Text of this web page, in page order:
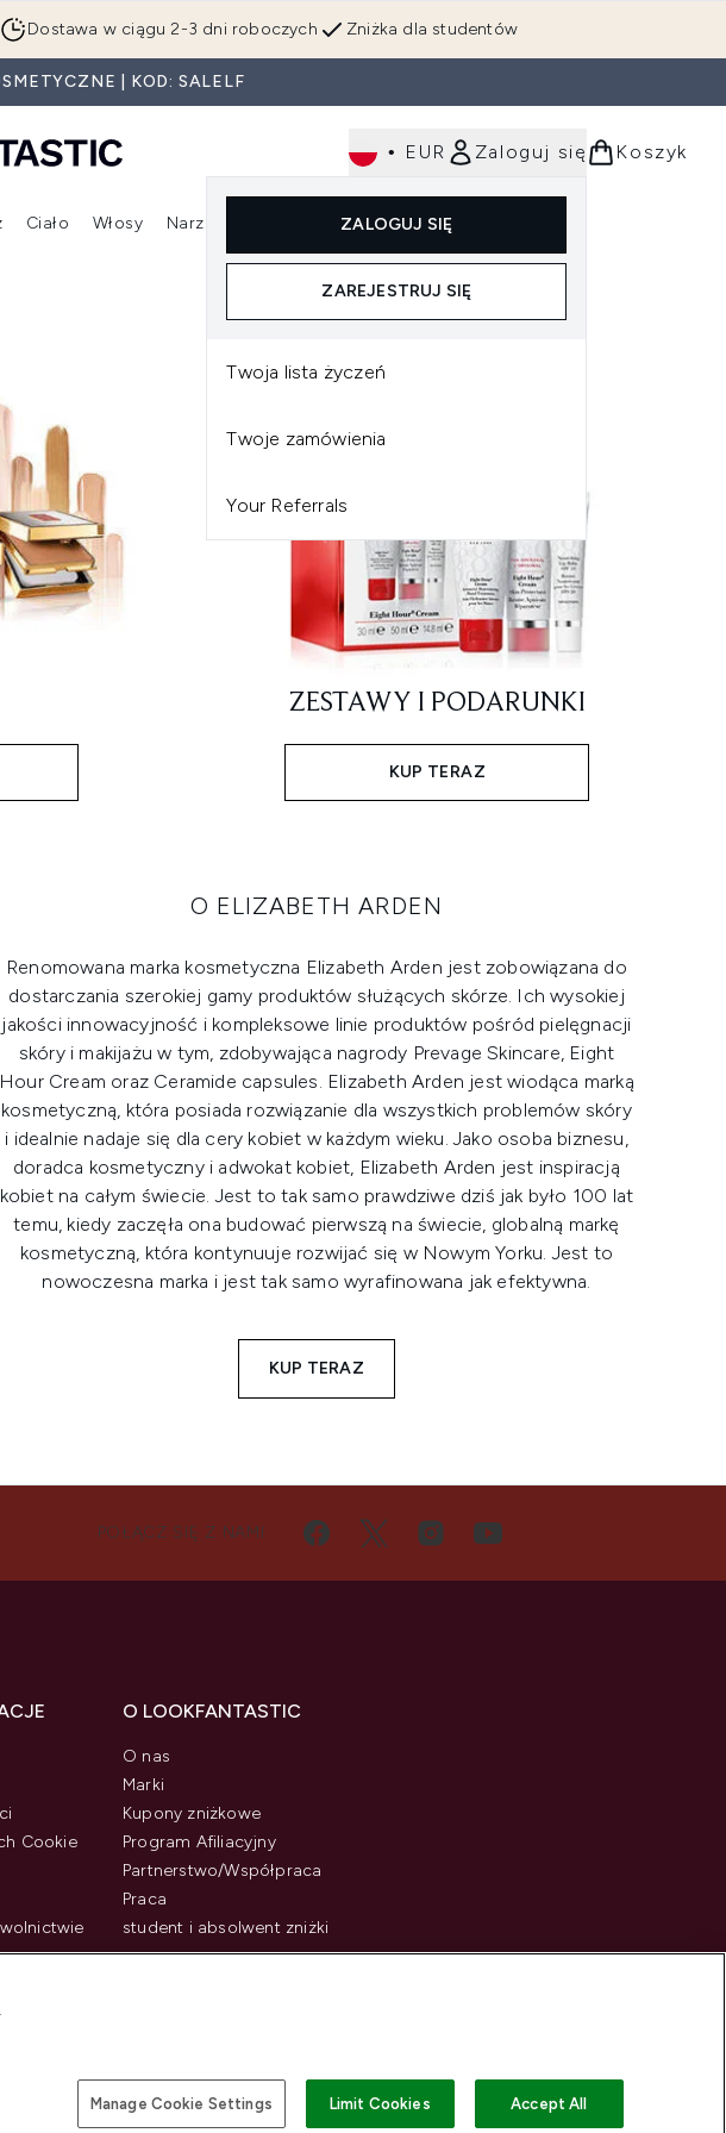
głównej treści
Zniżka dla studentów
Dostawa w ciągu 2-3 dni roboczych
| KOD: SALELF
• EUR Zaloguj się
ZALOGUJ SIĘ
ZAREJESTRUJ SIĘ
Twoja lista życzeń
Twoje zamówienia
Your Referrals
Koszyk
do podmenu (Pielęgnacja twarzy)
Wejdź do podmenu (Nowości)Wejdź do podmenu (Makijaż)
Ciało Włosy
Wejdź do podmenu (Włosy)
Narzędzia
Wejdź do podmenu (Narzędzia)
Dla mężczyzn
ZESTAWY I PODARUNKI
KUP TERAZ
O ELIZABETH ARDEN
Renomowana marka kosmetyczna Elizabeth Arden jest zobowiązana do
dostarczania szerokiej gamy produktów służących skórze. Ich wysokiej
jakości innowacyjność i kompleksowe linie produktów pośród pielęgnacji
skóry i makijażu w tym, zdobywająca nagrody Prevage Skincare, Eight
Hour Cream oraz Ceramide capsules. Elizabeth Arden jest wiodąca marką
kosmetyczną, która posiada rozwiązanie dla wszystkich problemów skóry
i idealnie nadaje się dla cery kobiet w każdym wieku. Jako osoba biznesu,
doradca kosmetyczny i adwokat kobiet, Elizabeth Arden jest inspiracją
kobiet na całym świecie. Jest to tak samo prawdziwe dziś jak było 100 lat
temu, kiedy zaczęła ona budować pierwszą na świecie, globalną markę
kosmetyczną, która kontynuuje rozwijać się w Nowym Yorku. Jest to
nowoczesna marka i jest tak samo wyrafinowana jak efektywna.
KUP TERAZ
POŁĄCZ SIĘ Z NAMI
Cookie
O LOOKFANTASTIC
O nas
Marki
Kupony zniżkowe
Program Afiliacyjny
Partnerstwo/Współpraca
Praca
student i absolwent zniżki
Manage Cookie Settings Limit Cookies Accept All